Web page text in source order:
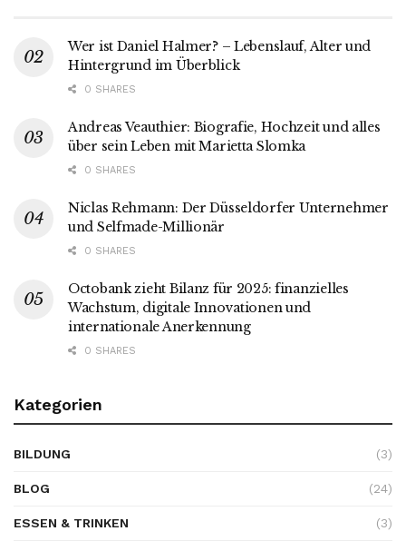
Wer ist Daniel Halmer? – Lebenslauf, Alter und
Hintergrund im Überblick
0 SHARES
Andreas Veauthier: Biografie, Hochzeit und alles
über sein Leben mit Marietta Slomka
0 SHARES
Niclas Rehmann: Der Düsseldorfer Unternehmer
und Selfmade-Millionär
0 SHARES
Octobank zieht Bilanz für 2025: finanzielles
Wachstum, digitale Innovationen und
internationale Anerkennung
0 SHARES
Kategorien
BILDUNG (3)
BLOG (24)
ESSEN & TRINKEN (3)